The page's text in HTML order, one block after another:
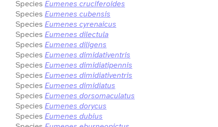
Species Eumenes cruciferoides
Species Eumenes cubensis
Species Eumenes cyrenaicus
Species Eumenes dilectula
Species Eumenes diligens
Species Eumenes dimidativentris
Species Eumenes dimidiatipennis
Species Eumenes dimidiativentris
Species Eumenes dimidiatus
Species Eumenes dorsomaculatus
Species Eumenes dorycus
Species Eumenes dubius